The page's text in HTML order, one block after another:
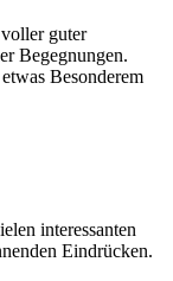
guter
Begegnungen.
Besonderem
interessanten
Eindrücken.